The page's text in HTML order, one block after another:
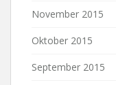
November 2015
Oktober 2015
September 2015